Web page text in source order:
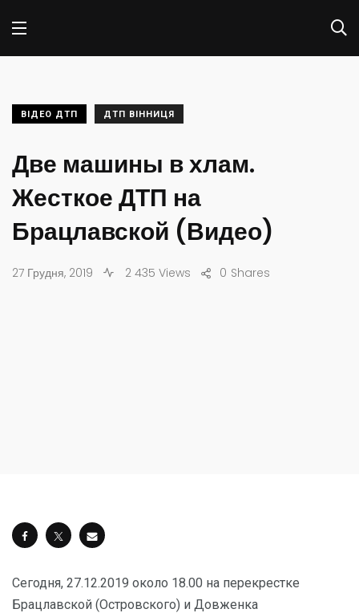
ВІДЕО ДТП ДТП ВІННИЦЯ
Две машины в хлам.
Жесткое ДТП на
Брацлавской (Видео)
27 Грудня, 2019 2 435 Views Shares
0
Сегодня, 27.12.2019 около 18.00 на перекрестке
Брацлавской (Островского) и Довженка